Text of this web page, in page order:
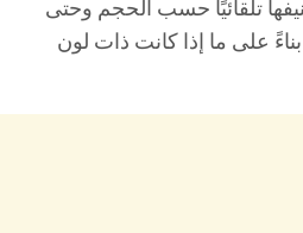
تلقائيًا حسب الحجم وحتى
بناءً على ما إذا كانت ذات لون